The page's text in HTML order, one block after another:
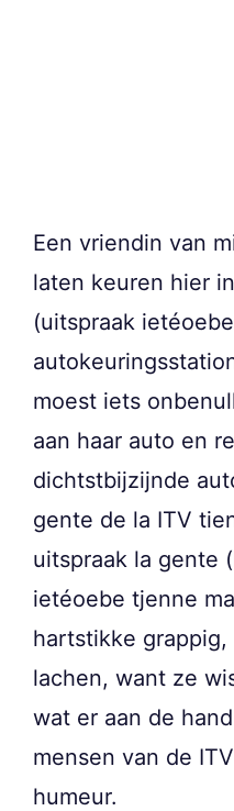
Een vriendin van
laten keuren hier
(uitspraak
moest iets
aan haar auto en
dichtstbijzijnde
gente de la ITV
uitspraak la gente
ietéoebe tjenne
hartstikke grappig,
lachen, want ze
wat er aan de
mensen van de
humeur.